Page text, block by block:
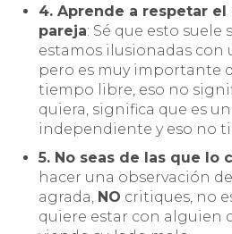
4. Aprende a respetar
pareja: Sé que esto
estamos ilusionadas con
pero es muy importante
tiempo libre, eso no
quiera, significa que es
independiente y eso no
5. No seas de las que lo
hacer una observación
agrada, NO critiques, no
quiere estar con alguien